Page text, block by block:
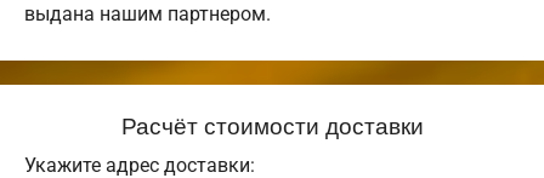
выдана нашим партнером.
Расчёт стоимости доставки
Укажите адрес доставки: